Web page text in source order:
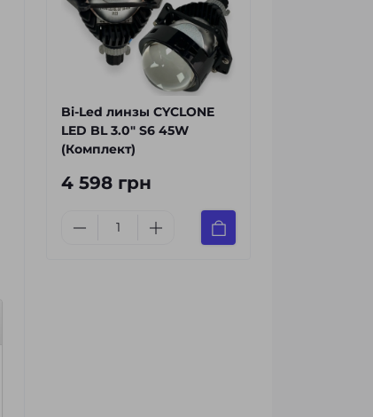
Bi-Led линзы CYCLONE
LED BL 3.0" S6 45W
(Комплект)
4 598 грн